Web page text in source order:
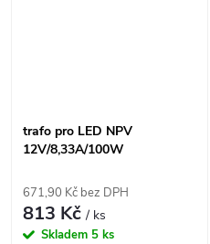
trafo pro LED NPV
12V/8,33A/100W
671,90 Kč bez DPH
813 Kč/ ks
Skladem 5 ks